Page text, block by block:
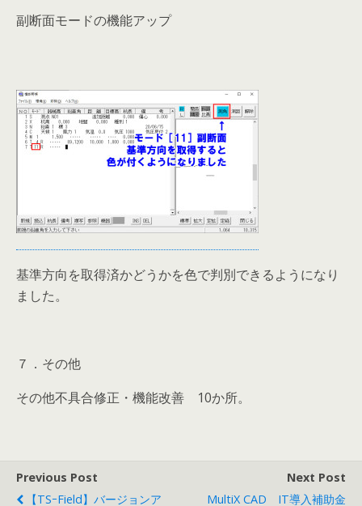
副断面モードの機能アップ
基準方向を取得済かどうかを色で判別できるようになり
ました。
７．その他
その他不具合修正・機能改善 10か所。
Previous Post
【TSｰField】バージョンア
Next Post
MultiX CAD IT導入補助金